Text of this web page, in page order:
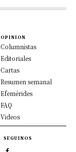
OPINION
Columnistas
Editoriales
Cartas
Resumen semanal
Efemérides
FAQ
Videos
SEGUINOS